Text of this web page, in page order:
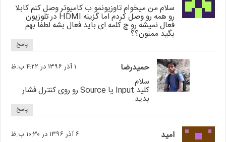
سلام من میخوام تاوزیونمو ب کامیوتر وصل کنم کابلا
رو همه رو وصل کردم اما گزینه HDMI در تلوزیون
فعال نمیشه رو چ کلمه ای باید فعال بشه لطفا بهم
بگید ممنون؟؟
پاسخ
حمیدرضا ۱ آذر ۱۳۹۶ در ۴:۲۲ ب.ظ
سلام
کلید Input یا Source رو روی کنترل فشار
بدید.
پاسخ
امید ۶ آذر ۱۳۹۶ در ۱۰:۳۰ ب.ظ